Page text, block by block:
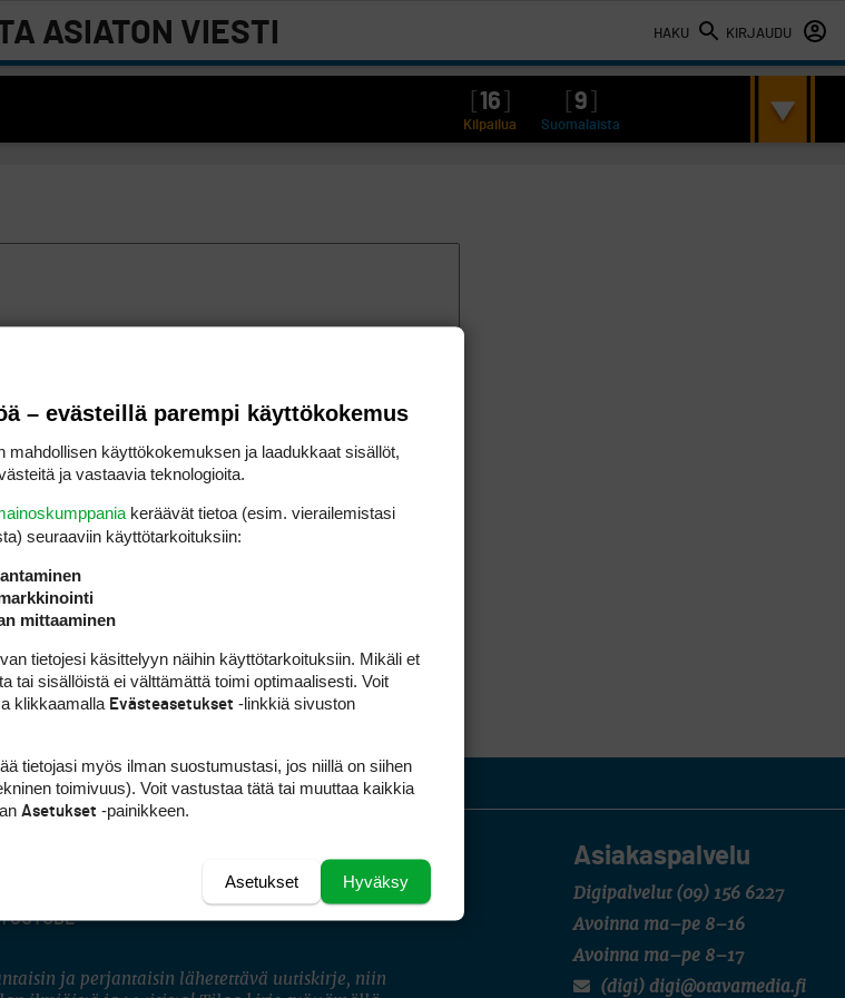
HAKU KIRJAUDU
ASIATON VIESTI
16 9
Kilpailua Suomalaista
Asiakaspalvelu
Digipalvelut (09) 156 6227
Avoinna ma–pe 8–16
Avoinna ma–pe 8–17
(digi) digi@otavamedia.fi
INSTAGRAM
YOUTUBE
ja perjantaisin lähetettävä uutiskirje, niin
– evästeillä parempi käyttökokemus
mahdollisen käyttökokemuksen ja laadukkaat sisällöt,
ja vastaavia teknologioita.
keräävät tietoa (esim. vierailemis­tasi
seuraaviin käyttötarkoituksiin:
mittaaminen
tietojesi käsittelyyn näihin käyttötarkoituksiin. Mikäli et
tai sisällöistä ei välttämättä toimi optimaalisesti. Voit
klikkaamalla Evästeasetukset -linkkiä sivuston
tietojasi myös ilman suostumustasi, jos niillä on siihen
toimivuus). Voit vastustaa tätä tai muuttaa kaikkia
Asetukset -painikkeen.
Hyväksy
Asetukset